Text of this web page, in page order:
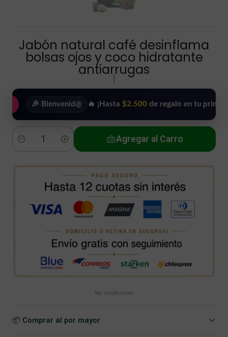
Jabón natural café desinflama
bolsas ojos y coco hidratante
antiarrugas
🎉 Bienvenid@ 🔥 ¡Hasta $2.500 de regalo en tu primera
Cantidad
Agregar al Carro
Ver condiciones
📦 Comprar al por mayor